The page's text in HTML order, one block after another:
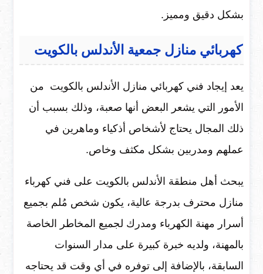
بشكل دقيق ومميز.
كهربائي منازل جمعية الأندلس بالكويت
يعد إيجاد فني كهربائي منازل الأندلس بالكويت من
الأمور التي يشعر البعض أنها صعبة، وذلك بسبب أن
ذلك المجال يحتاج لأشخاص أذكياء وماهرين في
عملهم ومدربين بشكل مكثف وخاص.
يبحث أهل منطقة الأندلس بالكويت على فني كهرباء
منازل محترف بدرجة عالية، يكون شخص مُلم بجميع
أسرار مهنة الكهرباء ومدرك لجميع المخاطر الخاصة
بالمهنة، ولديه خبرة كبيرة على مدار السنوات
السابقة، بالإضافة إلى توفره في أي وقت قد يحتاجه